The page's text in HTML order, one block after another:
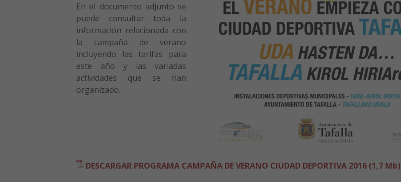
En el documento adjunto se
puede consultar toda la
información relacionada con
la campaña de verano
incluyendo las tarifas para
este año y las variadas
actividades que se han
organizado.
DESCARGAR PROGRAMA CAMPAÑA DE VERANO CIUDAD DEPORTIVA 2016 (1,7 Mb)